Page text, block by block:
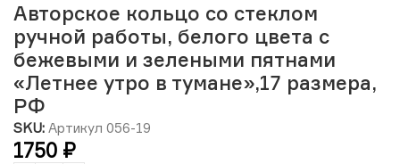
Авторское кольцо со стеклом
ручной работы, белого цвета с
бежевыми и зелеными пятнами
«Летнее утро в тумане»,17 размера,
РФ
SKU: Артикул 056-19
1750 ₽